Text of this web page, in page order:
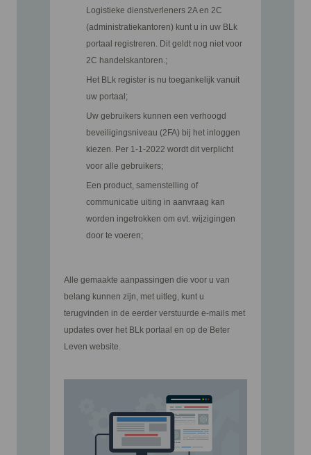
Logistieke dienstverleners 2A en 2C
(administratiekantoren) kunt u in uw BLk
portaal registreren. Dit geldt nog niet voor
2C handelskantoren.;
Het BLk register is nu toegankelijk vanuit
uw portaal;
Uw gebruikers kunnen een verhoogd
beveiligingsniveau (2FA) bij het inloggen
kiezen. Per 1-1-2022 wordt dit verplicht
voor alle gebruikers;
Een product, samenstelling of
communicatie uiting in aanvraag kan
worden ingetrokken om evt. wijzigingen
door te voeren;
Alle gemaakte aanpassingen die voor u van
belang kunnen zijn, met uitleg, kunt u
terugvinden in de eerder verstuurde e-mails met
updates over het BLk portaal en op de Beter
Leven website.